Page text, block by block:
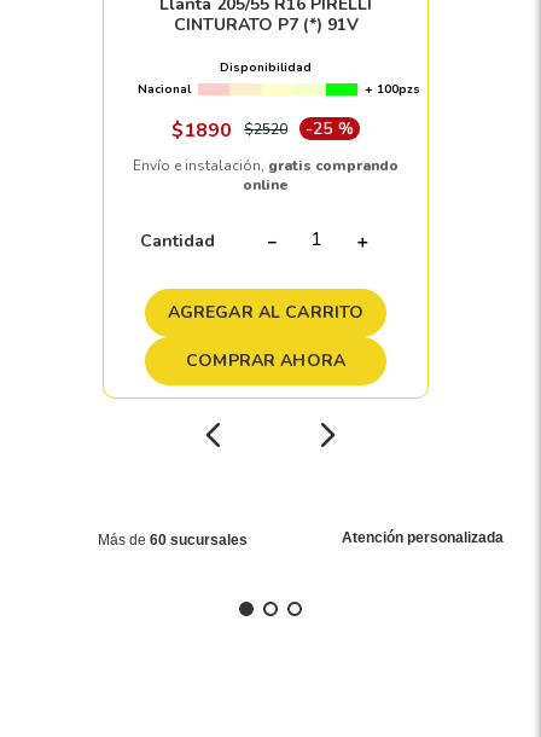
CINTURATO P7 (*) 91V
Disponibilidad
Nacional
+ 100pzs
$1890 $2520 -25 %
Envío e instalación, gratis comprando
online
Cantidad ＋
－
AGREGAR AL CARRITO
COMPRAR AHORA
Más de 60 sucursales Atención personalizada